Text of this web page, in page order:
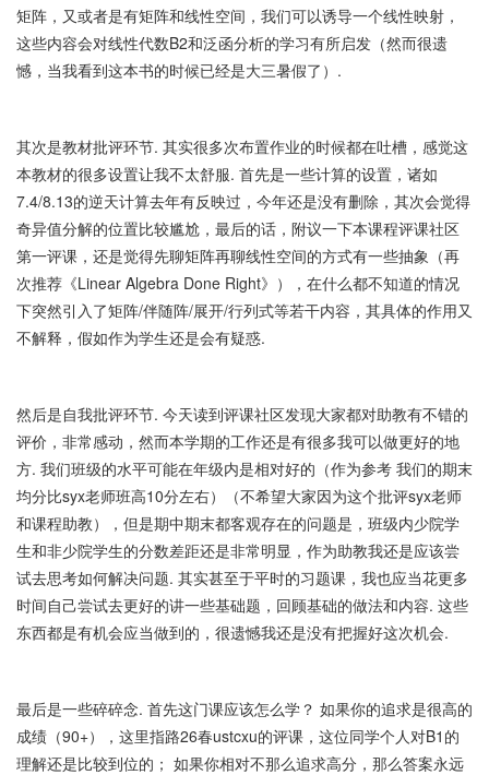
矩阵，又或者是有矩阵和线性空间，我们可以诱导一个线性映射，
这些内容会对线性代数B2和泛函分析的学习有所启发（然而很遗
憾，当我看到这本书的时候已经是大三暑假了）.
其次是教材批评环节. 其实很多次布置作业的时候都在吐槽，感觉这
本教材的很多设置让我不太舒服. 首先是一些计算的设置，诸如
7.4/8.13的逆天计算去年有反映过，今年还是没有删除，其次会觉得
奇异值分解的位置比较尴尬，最后的话，附议一下本课程评课社区
第一评课，还是觉得先聊矩阵再聊线性空间的方式有一些抽象（再
次推荐《Linear Algebra Done Right》），在什么都不知道的情况
下突然引入了矩阵/伴随阵/展开/行列式等若干内容，其具体的作用又
不解释，假如作为学生还是会有疑惑.
然后是自我批评环节. 今天读到评课社区发现大家都对助教有不错的
评价，非常感动，然而本学期的工作还是有很多我可以做更好的地
方. 我们班级的水平可能在年级内是相对好的（作为参考 我们的期末
均分比syx老师班高10分左右）（不希望大家因为这个批评syx老师
和课程助教），但是期中期末都客观存在的问题是，班级内少院学
生和非少院学生的分数差距还是非常明显，作为助教我还是应该尝
试去思考如何解决问题. 其实甚至于平时的习题课，我也应当花更多
时间自己尝试去更好的讲一些基础题，回顾基础的做法和内容. 这些
东西都是有机会应当做到的，很遗憾我还是没有把握好这次机会.
最后是一些碎碎念. 首先这门课应该怎么学？ 如果你的追求是很高的
成绩（90+），这里指路26春ustcxu的评课，这位同学个人对B1的
理解还是比较到位的； 如果你相对不那么追求高分，那么答案永远